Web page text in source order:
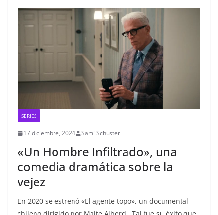
SERIES
17 diciembre, 2024 Sami Schuster
«Un Hombre Infiltrado», una
comedia dramática sobre la
vejez
En 2020 se estrenó «El agente topo», un documental